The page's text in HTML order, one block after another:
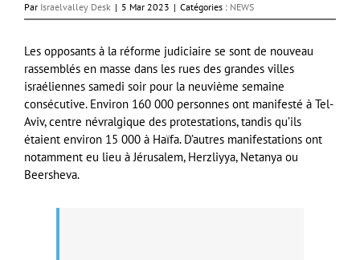
Par Israelvalley Desk | 5 Mar 2023 | Catégories : NEWS
Les opposants à la réforme judiciaire se sont de nouveau
rassemblés en masse dans les rues des grandes villes
israéliennes samedi soir pour la neuvième semaine
consécutive. Environ 160 000 personnes ont manifesté à Tel-
Aviv, centre névralgique des protestations, tandis qu’ils
étaient environ 15 000 à Haïfa. D’autres manifestations ont
notamment eu lieu à Jérusalem, Herzliyya, Netanya ou
Beersheva.